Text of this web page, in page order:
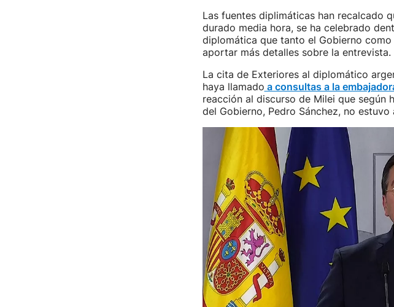
Las fuentes diplimáticas han recalcado
durado media hora, se ha celebrado
diplomática que tanto el Gobierno
aportar más detalles sobre la entrevista.
La cita de Exteriores al diplomático
haya llamado a consultas a la
reacción al discurso de Milei que según
del Gobierno, Pedro Sánchez, no estuvo